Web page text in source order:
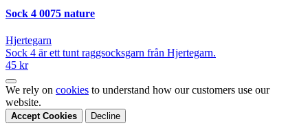
Sock 4 0075 nature
Hjertegarn
Sock 4 är ett tunt raggsocksgarn från Hjertegarn.
45 kr
We rely on cookies to understand how our customers use our
website.
Accept Cookies Decline